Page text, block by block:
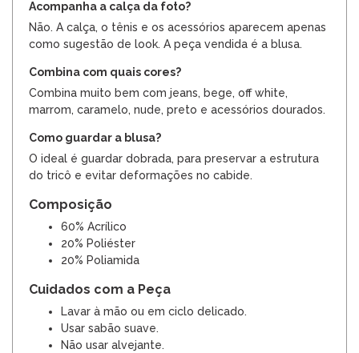
Acompanha a calça da foto?
Não. A calça, o tênis e os acessórios aparecem apenas
como sugestão de look. A peça vendida é a blusa.
Combina com quais cores?
Combina muito bem com jeans, bege, off white,
marrom, caramelo, nude, preto e acessórios dourados.
Como guardar a blusa?
O ideal é guardar dobrada, para preservar a estrutura
do tricô e evitar deformações no cabide.
Composição
60% Acrílico
20% Poliéster
20% Poliamida
Cuidados com a Peça
Lavar à mão ou em ciclo delicado.
Usar sabão suave.
Não usar alvejante.